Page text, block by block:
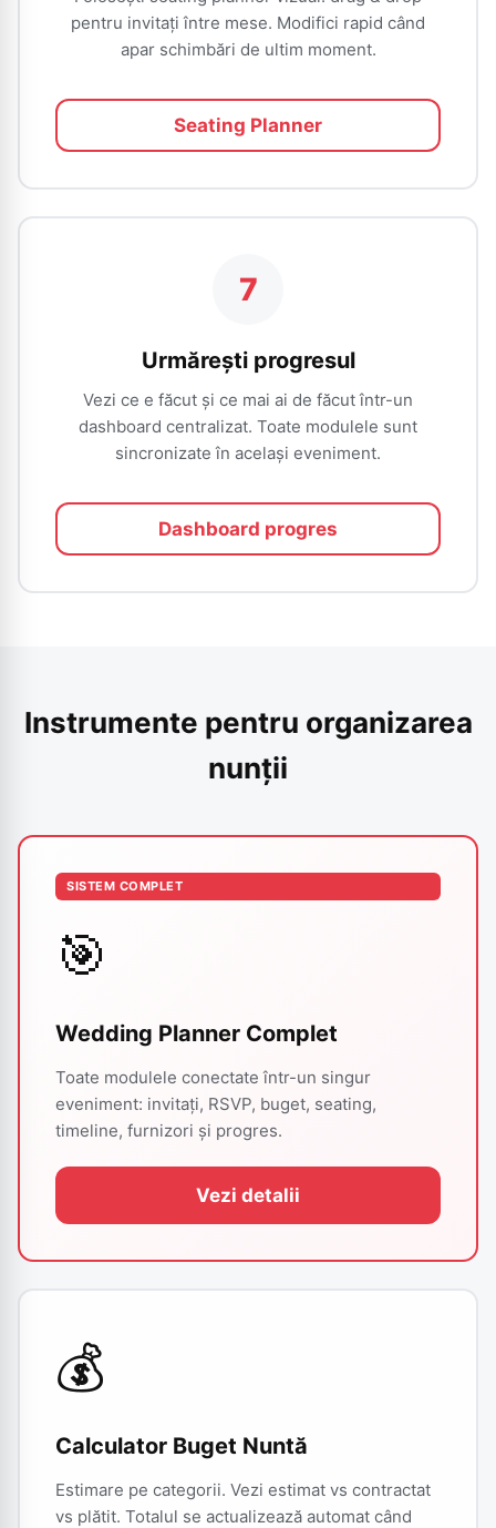
pentru invitați între mese. Modifici rapid când
apar schimbări de ultim moment.
Seating Planner
7
Urmărești progresul
Vezi ce e făcut și ce mai ai de făcut într-un
dashboard centralizat. Toate modulele sunt
sincronizate în același eveniment.
Dashboard progres
Instrumente pentru organizarea
nunții
SISTEM COMPLET
🎯
Wedding Planner Complet
Toate modulele conectate într-un singur
eveniment: invitați, RSVP, buget, seating,
timeline, furnizori și progres.
Vezi detalii
💰
Calculator Buget Nuntă
Estimare pe categorii. Vezi estimat vs contractat
vs plătit. Totalul se actualizează automat când